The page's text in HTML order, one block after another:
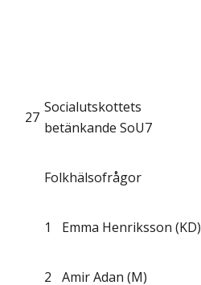
27
Socialutskottets
betänkande SoU7
Folkhälsofrågor
1 Emma Henriksson (KD)
2 Amir Adan (M)